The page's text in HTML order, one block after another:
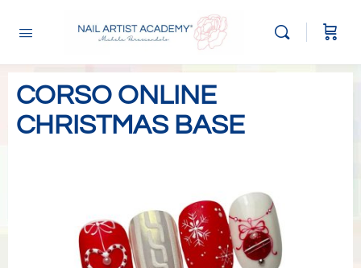
CORSO ONLINE
CHRISTMAS BASE